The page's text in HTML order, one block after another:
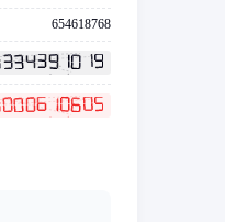
654618768